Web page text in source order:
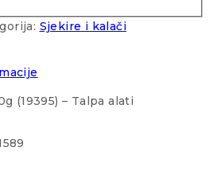
Sjekire i kalači
(19395) – Talpa alati